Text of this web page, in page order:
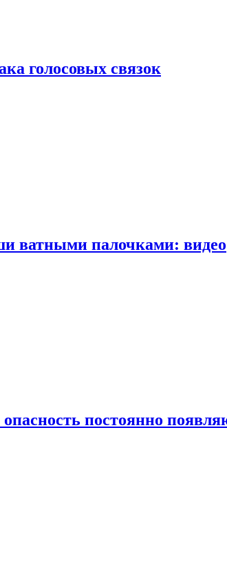
голосовых связок
ватными палочками: видео
постоянно